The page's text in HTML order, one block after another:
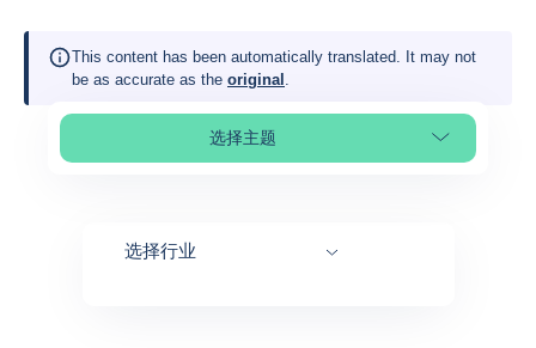
This content has been automatically translated. It may not
be as accurate as the original .
选择主题Select page section
选择行业